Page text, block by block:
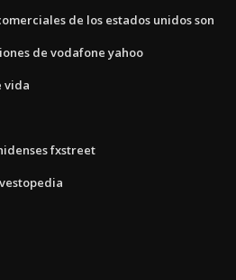
de los estados unidos son
de vodafone yahoo
vida
fxstreet